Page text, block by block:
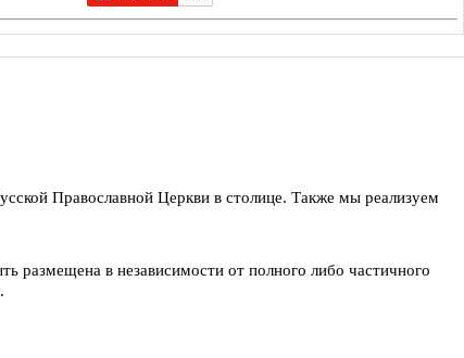
Православной Церкви в столице. Также мы реализуем
размещена в независимости от полного либо частичного